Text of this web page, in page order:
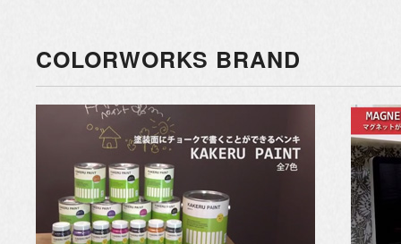
COLORWORKS BRAND